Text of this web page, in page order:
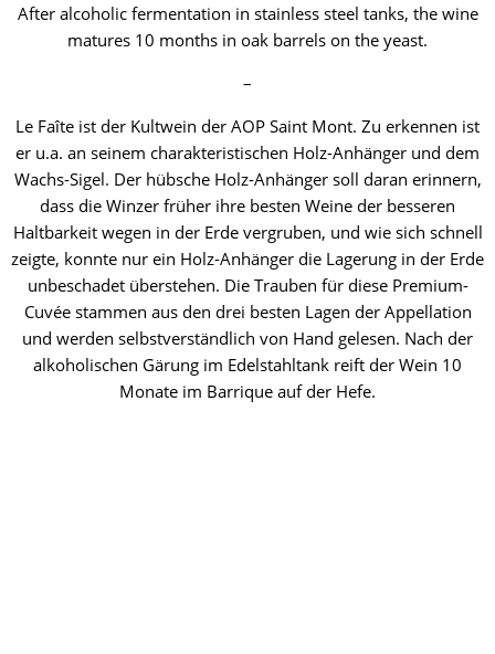
After alcoholic fermentation in stainless steel tanks, the wine
matures 10 months in oak barrels on the yeast.
–
Le Faîte ist der Kultwein der AOP Saint Mont. Zu erkennen ist
er u.a. an seinem charakteristischen Holz-Anhänger und dem
Wachs-Sigel. Der hübsche Holz-Anhänger soll daran erinnern,
dass die Winzer früher ihre besten Weine der besseren
Haltbarkeit wegen in der Erde vergruben, und wie sich schnell
zeigte, konnte nur ein Holz-Anhänger die Lagerung in der Erde
unbeschadet überstehen. Die Trauben für diese Premium-
Cuvée stammen aus den drei besten Lagen der Appellation
und werden selbstverständlich von Hand gelesen. Nach der
alkoholischen Gärung im Edelstahltank reift der Wein 10
Monate im Barrique auf der Hefe.